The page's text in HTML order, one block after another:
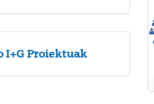
I+G Proiektuak